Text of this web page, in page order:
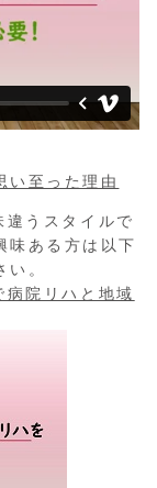
至った理由
うスタイルで
味ある方は以下
。
院リハと地域